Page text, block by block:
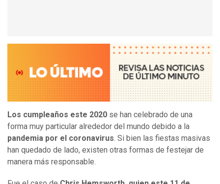
Los cumpleaños este 2020 se han celebrado de una
forma muy particular alrededor del mundo debido a la
pandemia por el coronavirus. Si bien las fiestas masivas
han quedado de lado, existen otras formas de festejar de
manera más responsable.